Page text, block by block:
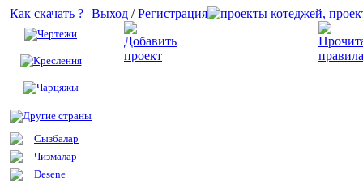
Как скачать ?
Чертежи
Креслення
Чарцяжы
Другие страны
Сызбалар
Чизмалар
Desene
Выход /Регистрация